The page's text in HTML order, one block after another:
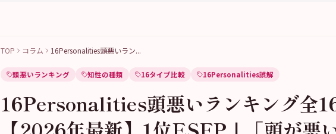
TOP コラム 16Personalities頭悪いラン...
頭悪いランキング 知性の種類 16タイプ比較 16Personalities誤解
16Personalities頭悪いランキング全